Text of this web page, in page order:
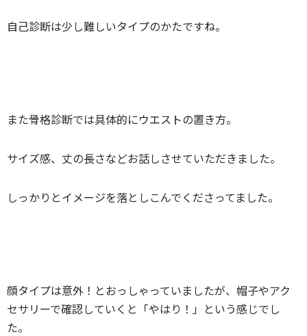
自己診断は少し難しいタイプのかたですね。
また骨格診断では具体的にウエストの置き方。
サイズ感、丈の長さなどお話しさせていただきました。
しっかりとイメージを落としこんでくださってました。
顔タイプは意外！とおっしゃっていましたが、帽子やアク
セサリーで確認していくと「やはり！」という感じでし
た。